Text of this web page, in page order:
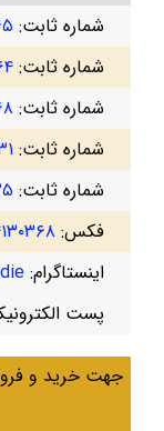
شماره ثابت:
شماره ثابت:
شماره ثابت:
شماره ثابت:
شماره ثابت:
فکس:
اینستاگرام:
پست
جهت خرید و